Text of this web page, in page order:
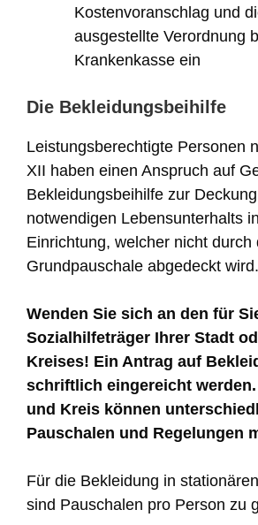
Kostenvoranschlag und
ausgestellte Verordnung
Krankenkasse ein
Die Bekleidungsbeihilfe
Leistungsberechtigte Personen
XII haben einen Anspruch auf
Bekleidungsbeihilfe zur
notwendigen Lebensunterhalts
Einrichtung, welcher nicht durch
Grundpauschale abgedeckt wird.
Wenden Sie sich an den für
Sozialhilfeträger Ihrer Stadt
Kreises! Ein Antrag auf
schriftlich eingereicht werden.
und Kreis können
Pauschalen und Regelungen
Für die Bekleidung in
sind Pauschalen pro Person zu